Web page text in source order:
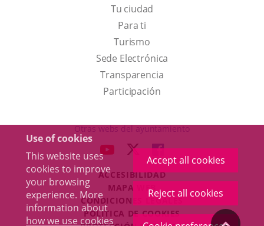
Use of cookies
This website uses
cookies to improve
your browsing
experience. More
information about
how we use cookies
Accept all cookies
Reject all cookies
Tu ciudad
Para ti
TurismoThis
link
will
open
a
up
window.
Sede Electrónica
Transparencia
Participación
Otras webs del ayuntamiento
LINK
EXTERNAL
APPLICATION.
LINK
TO
EXTERNAL
APPLICATION.
LINK
TO
EXTERNAL
APPLICATION.
ACCESIBILIDAD
MAPA WEB
CONDICIONES LEGALES
POLÍTICA DE COOKIES
"Back